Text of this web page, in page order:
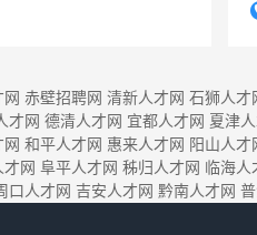
赤壁招聘网 清新人才网 石狮人才
才网 德清人才网 宜都人才网 夏津
和平人才网 惠来人才网 阳山人才
才网 阜平人才网 秭归人才网 临海人
口人才网 吉安人才网 黔南人才网